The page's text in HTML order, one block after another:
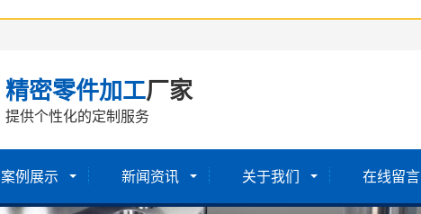
精密零件加工厂家
提供个性化的定制服务
案例展示 新闻资讯 关于我们 在线留言